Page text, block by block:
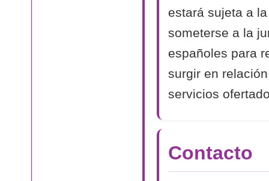
estará sujeta a
someterse a la
españoles para
surgir en
servicios
Contacto